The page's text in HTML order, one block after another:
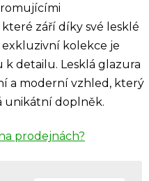
září díky své lesklé
kolekce je
k detailu. Lesklá glazura
a moderní vzhled, který
unikátní doplněk.
prodejnách?